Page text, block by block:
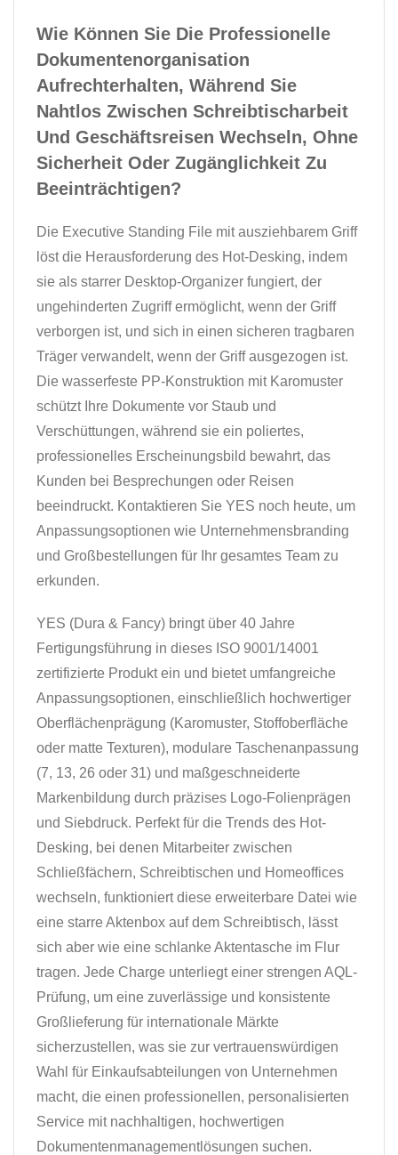
Wie Können Sie Die Professionelle
Dokumentenorganisation
Aufrechterhalten, Während Sie
Nahtlos Zwischen Schreibtischarbeit
Und Geschäftsreisen Wechseln, Ohne
Sicherheit Oder Zugänglichkeit Zu
Beeinträchtigen?
Die Executive Standing File mit ausziehbarem Griff
löst die Herausforderung des Hot-Desking, indem
sie als starrer Desktop-Organizer fungiert, der
ungehinderten Zugriff ermöglicht, wenn der Griff
verborgen ist, und sich in einen sicheren tragbaren
Träger verwandelt, wenn der Griff ausgezogen ist.
Die wasserfeste PP-Konstruktion mit Karomuster
schützt Ihre Dokumente vor Staub und
Verschüttungen, während sie ein poliertes,
professionelles Erscheinungsbild bewahrt, das
Kunden bei Besprechungen oder Reisen
beeindruckt. Kontaktieren Sie YES noch heute, um
Anpassungsoptionen wie Unternehmensbranding
und Großbestellungen für Ihr gesamtes Team zu
erkunden.
YES (Dura & Fancy) bringt über 40 Jahre
Fertigungsführung in dieses ISO 9001/14001
zertifizierte Produkt ein und bietet umfangreiche
Anpassungsoptionen, einschließlich hochwertiger
Oberflächenprägung (Karomuster, Stoffoberfläche
oder matte Texturen), modulare Taschenanpassung
(7, 13, 26 oder 31) und maßgeschneiderte
Markenbildung durch präzises Logo-Folienprägen
und Siebdruck. Perfekt für die Trends des Hot-
Desking, bei denen Mitarbeiter zwischen
Schließfächern, Schreibtischen und Homeoffices
wechseln, funktioniert diese erweiterbare Datei wie
eine starre Aktenbox auf dem Schreibtisch, lässt
sich aber wie eine schlanke Aktentasche im Flur
tragen. Jede Charge unterliegt einer strengen AQL-
Prüfung, um eine zuverlässige und konsistente
Großlieferung für internationale Märkte
sicherzustellen, was sie zur vertrauenswürdigen
Wahl für Einkaufsabteilungen von Unternehmen
macht, die einen professionellen, personalisierten
Service mit nachhaltigen, hochwertigen
Dokumentenmanagementlösungen suchen.